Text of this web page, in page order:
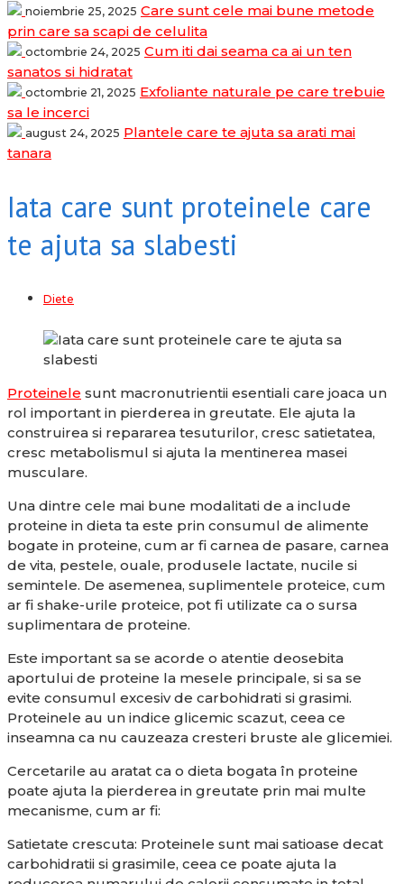
noiembrie 25, 2025 Care sunt cele mai bune metode
prin care sa scapi de celulita
octombrie 24, 2025 Cum iti dai seama ca ai un ten
sanatos si hidratat
octombrie 21, 2025 Exfoliante naturale pe care trebuie
sa le incerci
august 24, 2025 Plantele care te ajuta sa arati mai
tanara
Iata care sunt proteinele care
te ajuta sa slabesti
Diete
Proteinele sunt macronutrientii esentiali care joaca un
rol important in pierderea in greutate. Ele ajuta la
construirea si repararea tesuturilor, cresc satietatea,
cresc metabolismul si ajuta la mentinerea masei
musculare.
Una dintre cele mai bune modalitati de a include
proteine in dieta ta este prin consumul de alimente
bogate in proteine, cum ar fi carnea de pasare, carnea
de vita, pestele, ouale, produsele lactate, nucile si
semintele. De asemenea, suplimentele proteice, cum
ar fi shake-urile proteice, pot fi utilizate ca o sursa
suplimentara de proteine.
Este important sa se acorde o atentie deosebita
aportului de proteine la mesele principale, si sa se
evite consumul excesiv de carbohidrati si grasimi.
Proteinele au un indice glicemic scazut, ceea ce
inseamna ca nu cauzeaza cresteri bruste ale glicemiei.
Cercetarile au aratat ca o dieta bogata în proteine
poate ajuta la pierderea in greutate prin mai multe
mecanisme, cum ar fi:
Satietate crescuta: Proteinele sunt mai satioase decat
carbohidratii si grasimile, ceea ce poate ajuta la